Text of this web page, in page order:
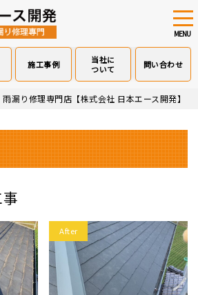
MENU
施工事例
当社に
ついて
問い合わせ
漏り修理専門店【株式会社 日本エース開発】
After